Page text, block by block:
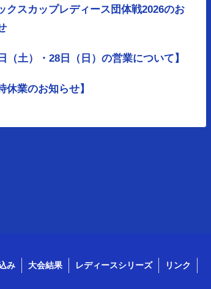
クスカップレディース団体戦2026のお
（土）・28日（日）の営業について】
休業のお知らせ】
み 大会結果 レディースシリーズ リンク